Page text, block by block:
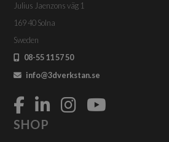
Julius Jaenzons väg 1
169 40 Solna
Sweden
08-55 11 57 50
info@3dverkstan.se
SHOP